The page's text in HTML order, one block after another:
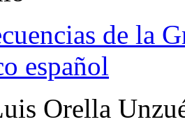
de la
español
Orella